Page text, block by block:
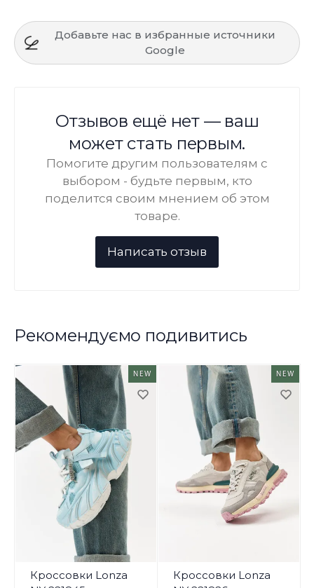
Добавьте нас в избранные источники
Google
Отзывов ещё нет — ваш
может стать первым.
Помогите другим пользователям с
выбором - будьте первым, кто
поделится своим мнением об этом
товаре.
Рекомендуємо подивитись
NEW
Кроссовки Lonza
NEW
Кроссовки Lonza